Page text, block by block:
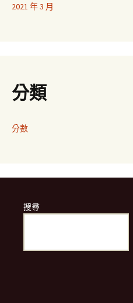
2021 年 3 月
分類
分數
搜尋